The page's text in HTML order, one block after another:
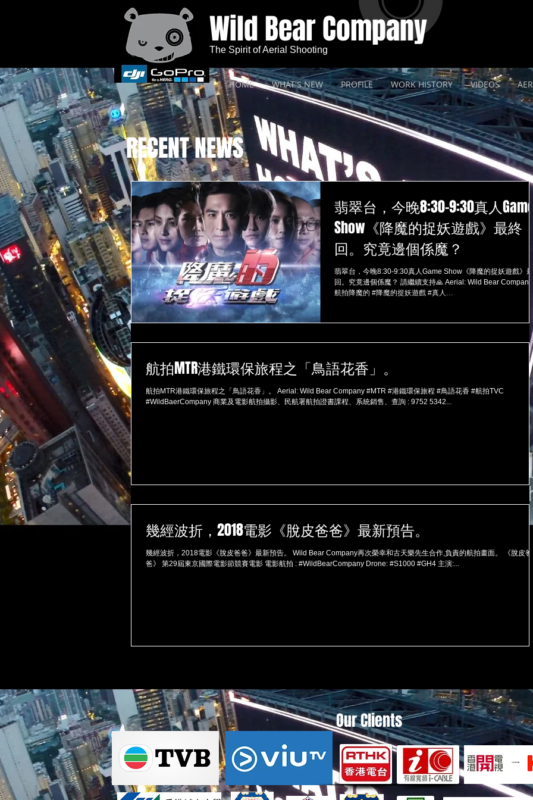
HOME WHAT'S NEW PROFILE WORK HISTORY VIDEOS
Wild Bear Company
The Spirit of Aerial Shooting
RECENT NEWS
翡翠台，今晚8:30-9:30真人
Show《降魔的捉妖遊戲》最終
回。究竟邊個係魔？
翡翠台，今晚8:30-9:30真人Game Show《降魔的捉妖遊戲》
回。究竟邊個係魔？ 請繼續支持🙏 Aerial: Wild Bear Company #
航拍降魔的 #降魔的捉妖遊戲 #真人
航拍MTR港鐵環保旅程之「鳥語花香」。
航拍MTR港鐵環保旅程之「鳥語花香」。 Aerial: Wild Bear Company #MTR #港鐵環保旅程 #鳥語花香 #航拍TVC
#WildBaerCompany 商業及電影航拍攝影、民航署航拍證書課程、系統銷售、查詢 : 9752 5342...
幾經波折，2018電影《脫皮爸爸》最新預告。
幾經波折，2018電影《脫皮爸爸》最新預告。 Wild Bear Company再次榮幸和古天樂先生合作,負責的航拍畫面。 《脫皮爸
爸》 第29屆東京國際電影節競賽電影 電影航拍 : #WildBearCompany Drone: #S1000 #GH4 主演:...
Our Clients